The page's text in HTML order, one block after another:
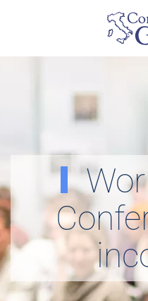
Skip to main content